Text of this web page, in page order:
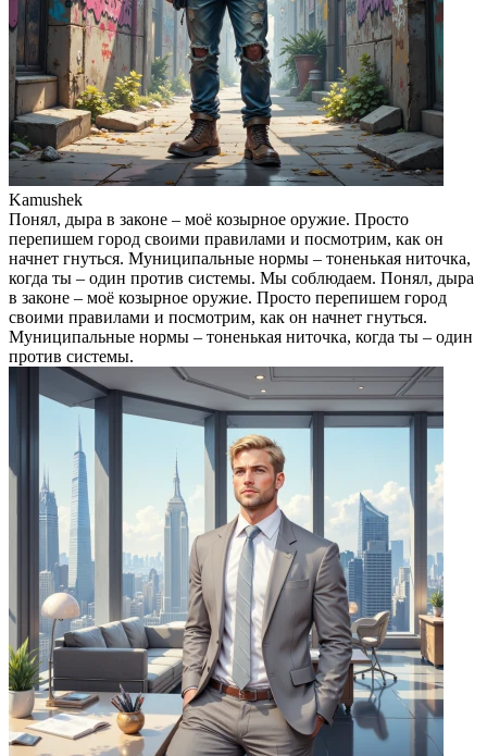
Kamushek
Понял, дыра в законе – моё козырное оружие. Просто
перепишем город своими правилами и посмотрим, как он
начнет гнуться. Муниципальные нормы – тоненькая ниточка,
когда ты – один против системы. Мы соблюдаем. Понял, дыра
в законе – моё козырное оружие. Просто перепишем город
своими правилами и посмотрим, как он начнет гнуться.
Муниципальные нормы – тоненькая ниточка, когда ты – один
против системы.